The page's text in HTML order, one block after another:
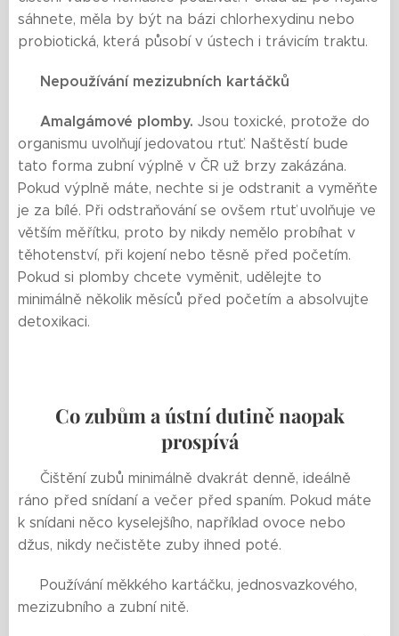
sáhnete, měla by být na bázi chlorhexydinu nebo
probiotická, která působí v ústech i trávicím traktu.
Nepoužívání mezizubních kartáčků
Amalgámové plomby. Jsou toxické, protože do
organismu uvolňují jedovatou rtuť. Naštěstí bude
tato forma zubní výplně v ČR už brzy zakázána.
Pokud výplně máte, nechte si je odstranit a vyměňte
je za bílé. Při odstraňování se ovšem rtuť uvolňuje ve
větším měřítku, proto by nikdy nemělo probíhat v
těhotenství, při kojení nebo těsně před početím.
Pokud si plomby chcete vyměnit, udělejte to
minimálně několik měsíců před početím a absolvujte
detoxikaci.
Co zubům a ústní dutině naopak
prospívá
🟨 Čištění zubů minimálně dvakrát denně, ideálně
ráno před snídaní a večer před spaním. Pokud máte
k snídani něco kyselejšího, například ovoce nebo
džus, nikdy nečistěte zuby ihned poté.
🟨 Používání měkkého kartáčku, jednosvazkového,
mezizubního a zubní nitě.